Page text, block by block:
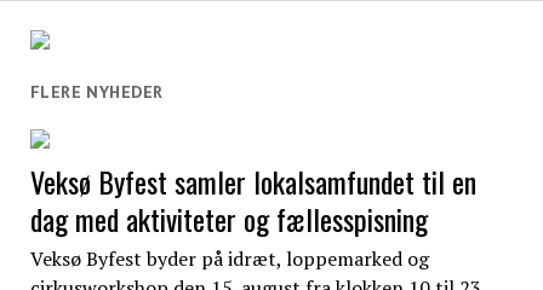
FLERE NYHEDER
Veksø Byfest samler lokalsamfundet til en
dag med aktiviteter og fællesspisning
Veksø Byfest byder på idræt, loppemarked og